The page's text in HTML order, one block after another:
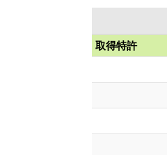
取得特許